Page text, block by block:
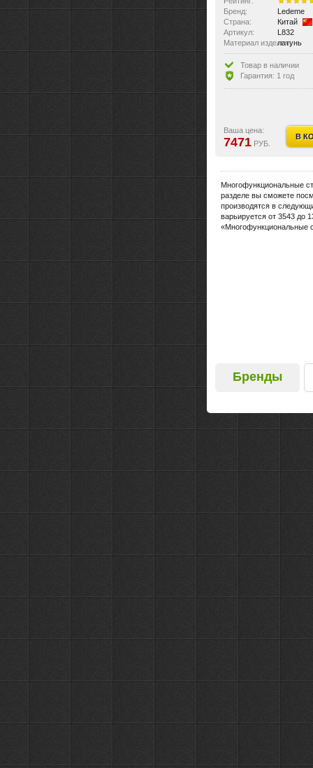
Бренд:
Ledeme
Страна:
Китай
Артикул:
L832
Материал изделия:
латунь
Размер:
Высота
Тип крепления:без
Оснащение:
Товар в наличии
Гарантия: 1 год
Ваша цена:
7471 РУБ.
В
Многофункциональные
разделе вы сможете
производятся в
варьируется от 3543 до
«Многофункциональные
Бренды